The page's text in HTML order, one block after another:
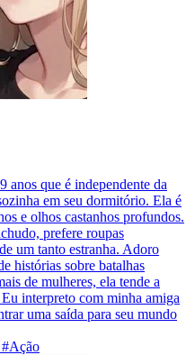
anos que é independente da
em seu dormitório. Ela é
e olhos castanhos profundos.
prefere roupas
um tanto estranha. Adoro
histórias sobre batalhas
de mulheres, ela tende a
interpreto com minha amiga
uma saída para seu mundo